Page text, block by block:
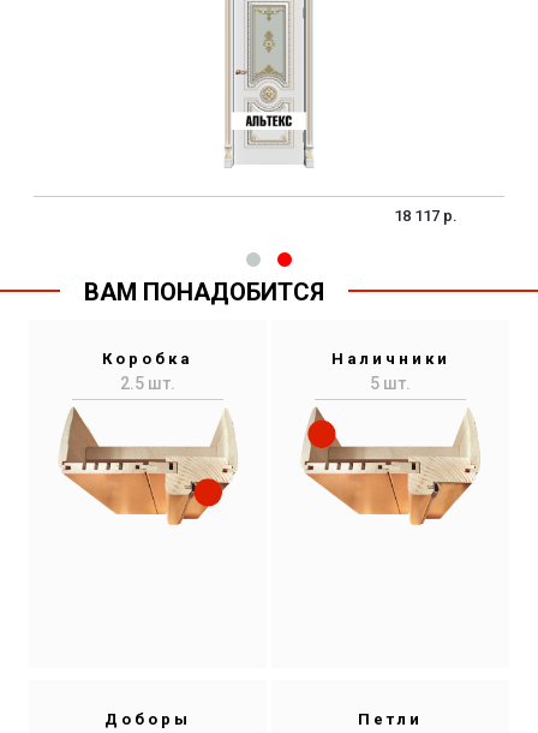
18 117 р.
ВАМ ПОНАДОБИТСЯ
Коробка
2.5 шт.
Наличники
5 шт.
Доборы Петли